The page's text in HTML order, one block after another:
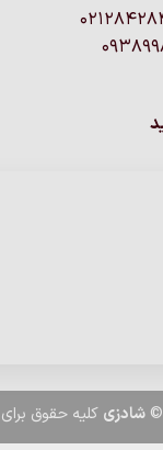
کلیه حقوق برای شادزی